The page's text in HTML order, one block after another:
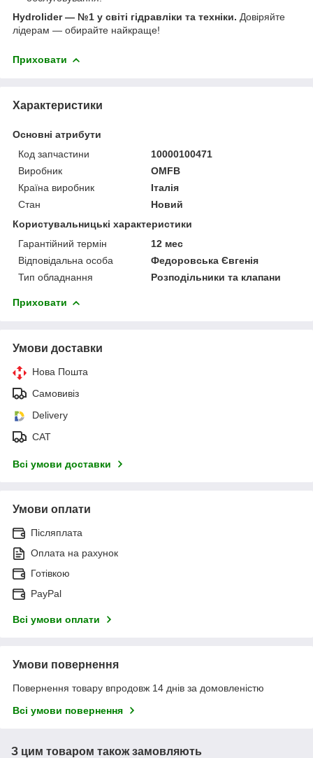
Hydrolider — №1 у світі гідравліки та техніки. Довіряйте
лідерам — обирайте найкраще!
Приховати
Характеристики
Основні атрибути
Код запчастини
10000100471
Виробник
OMFB
Країна виробник
Італія
Стан
Новий
Користувальницькі характеристики
Гарантійний термін
12 мес
Відповідальна особа
Федоровська Євгенія
Тип обладнання
Розподільники та клапани
Приховати
Умови доставки
Нова Пошта
Самовивіз
Delivery
САТ
Всі умови доставки
Умови оплати
Післяплата
Оплата на рахунок
Готівкою
PayPal
Всі умови оплати
Умови повернення
Повернення товару впродовж 14 днів за домовленістю
Всі умови повернення
З цим товаром також замовляють